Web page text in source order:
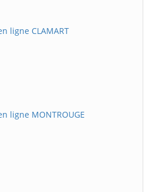
ligne CLAMART
ligne MONTROUGE